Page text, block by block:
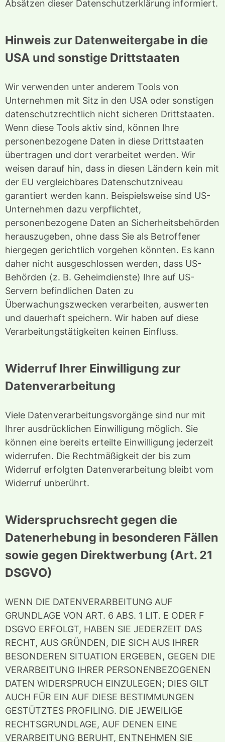
Absätzen dieser Datenschutzerklärung informiert.
Hinweis zur Datenweitergabe in die
USA und sonstige Drittstaaten
Wir verwenden unter anderem Tools von
Unternehmen mit Sitz in den USA oder sonstigen
datenschutzrechtlich nicht sicheren Drittstaaten.
Wenn diese Tools aktiv sind, können Ihre
personenbezogene Daten in diese Drittstaaten
übertragen und dort verarbeitet werden. Wir
weisen darauf hin, dass in diesen Ländern kein mit
der EU vergleichbares Datenschutzniveau
garantiert werden kann. Beispielsweise sind US-
Unternehmen dazu verpflichtet,
personenbezogene Daten an Sicherheitsbehörden
herauszugeben, ohne dass Sie als Betroffener
hiergegen gerichtlich vorgehen könnten. Es kann
daher nicht ausgeschlossen werden, dass US-
Behörden (z. B. Geheimdienste) Ihre auf US-
Servern befindlichen Daten zu
Überwachungszwecken verarbeiten, auswerten
und dauerhaft speichern. Wir haben auf diese
Verarbeitungstätigkeiten keinen Einfluss.
Widerruf Ihrer Einwilligung zur
Datenverarbeitung
Viele Datenverarbeitungsvorgänge sind nur mit
Ihrer ausdrücklichen Einwilligung möglich. Sie
können eine bereits erteilte Einwilligung jederzeit
widerrufen. Die Rechtmäßigkeit der bis zum
Widerruf erfolgten Datenverarbeitung bleibt vom
Widerruf unberührt.
Widerspruchsrecht gegen die
Datenerhebung in besonderen Fällen
sowie gegen Direktwerbung (Art. 21
DSGVO)
WENN DIE DATENVERARBEITUNG AUF
GRUNDLAGE VON ART. 6 ABS. 1 LIT. E ODER F
DSGVO ERFOLGT, HABEN SIE JEDERZEIT DAS
RECHT, AUS GRÜNDEN, DIE SICH AUS IHRER
BESONDEREN SITUATION ERGEBEN, GEGEN DIE
VERARBEITUNG IHRER PERSONENBEZOGENEN
DATEN WIDERSPRUCH EINZULEGEN; DIES GILT
AUCH FÜR EIN AUF DIESE BESTIMMUNGEN
GESTÜTZTES PROFILING. DIE JEWEILIGE
RECHTSGRUNDLAGE, AUF DENEN EINE
VERARBEITUNG BERUHT, ENTNEHMEN SIE